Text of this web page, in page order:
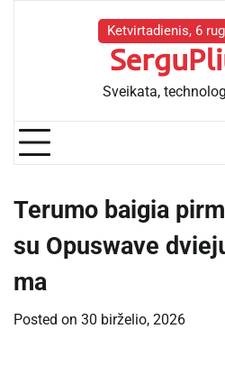
Ketvirtadienis, 6
Sveikata,
Terumo baigia
su Opuswave
ma
Posted on 30 birželio, 2026